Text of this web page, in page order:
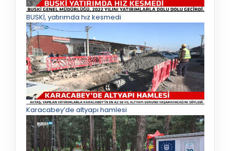
BUSKİ, yatırımda hız kesmedi
Karacabey’de altyapı hamlesi